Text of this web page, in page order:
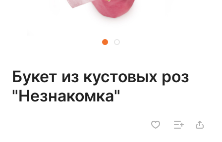
Букет из кустовых роз
"Незнакомка"